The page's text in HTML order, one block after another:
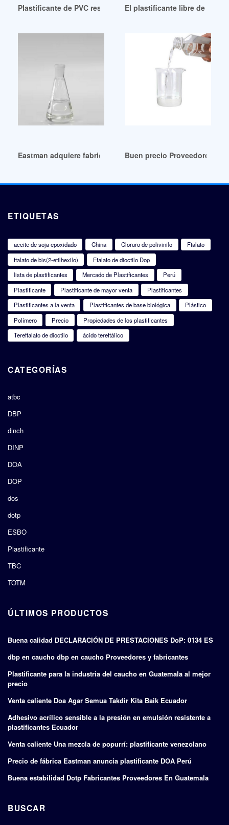
Plastificante de PVC resistente al frío ecológico de China
El plastificante libre de
Eastman adquiere fabricante de plastificantes a bajo precio
Buen precio Proveedores de
ETIQUETAS
aceite de soja epoxidado China Cloruro de polivinilo
Ftalato
ftalato de bis(2-etilhexilo)
Ftalato de dioctilo Dop
lista de plastificantes
Mercado de Plastificantes
Perú
Plastificante
Plastificante de mayor venta
Plastificantes
Plastificantes a la venta
Plastificantes de base biológica
Plástico
Polímero
Precio
Propiedades de los plastificantes
Tereftalato de dioctilo
ácido tereftálico
CATEGORÍAS
atbc
DBP
dinch
DINP
DOA
DOP
dos
dotp
ESBO
Plastificante
TBC
TOTM
ÚLTIMOS PRODUCTOS
Buena calidad DECLARACIÓN DE PRESTACIONES DoP: 0134 ES
dbp en caucho dbp en caucho Proveedores y fabricantes
Plastificante para la industria del caucho en Guatemala al mejor
precio
Venta caliente Doa Agar Semua Takdir Kita Baik Ecuador
Adhesivo acrílico sensible a la presión en emulsión resistente a
plastificantes Ecuador
Venta caliente Una mezcla de popurrí: plastificante venezolano
Precio de fábrica Eastman anuncia plastificante DOA Perú
Buena estabilidad Dotp Fabricantes Proveedores En Guatemala
BUSCAR